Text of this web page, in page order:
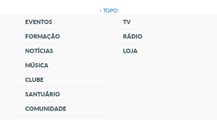
↑ TOPO
EVENTOS
FORMAÇÃO
NOTÍCIAS
MÚSICA
CLUBE
SANTUÁRIO
COMUNIDADE
TV
RÁDIO
LOJA